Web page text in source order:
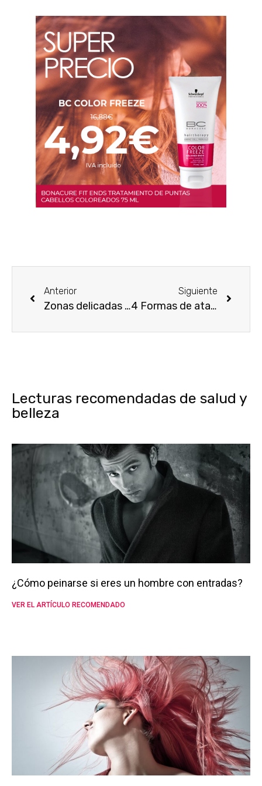
Anterior
Zonas delicadas para depilar
Siguiente
4 Formas de atajar los ojos hinchados
Lecturas recomendadas de salud y
belleza
¿Cómo peinarse si eres un hombre con entradas?
VER EL ARTÍCULO RECOMENDADO